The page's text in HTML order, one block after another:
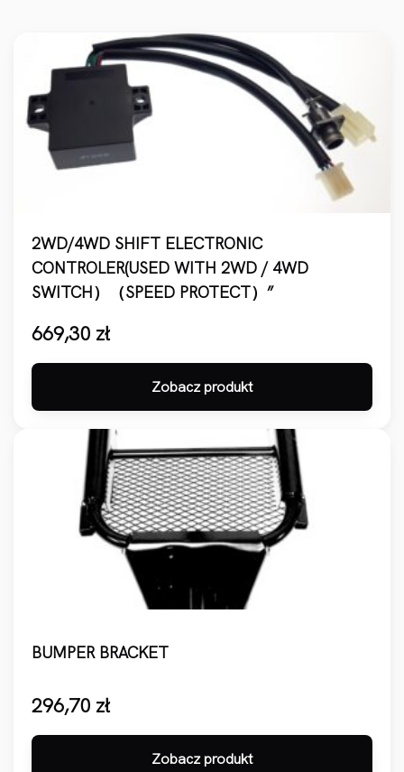
2WD/4WD SHIFT ELECTRONIC
CONTROLER(USED WITH 2WD / 4WD
SWITCH）（SPEED PROTECT）”
669,30 zł
Zobacz produkt
BUMPER BRACKET
296,70 zł
Zobacz produkt